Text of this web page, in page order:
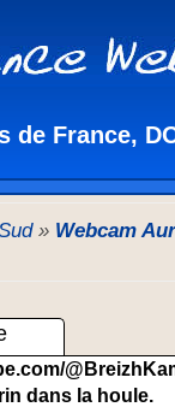
de France,
» Webcam
dans la houle.